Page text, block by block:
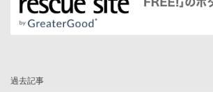
過去記事